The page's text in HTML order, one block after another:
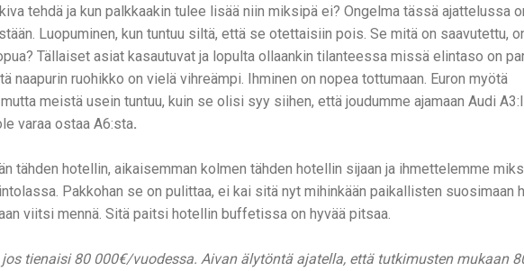
tehdä ja kun palkkaakin tulee lisää niin miksipä ei? Ongelma tässä ajattelussa
Luopuminen, kun tuntuu siltä, että se otettaisiin pois. Se mitä on saavutettu,
Tällaiset asiat kasautuvat ja lopulta ollaankin tilanteessa missä elintaso on
naapurin ruohikko on vielä vihreämpi. Ihminen on nopea tottumaan. Euron myötä
meistä usein tuntuu, kuin se olisi syy siihen, että joudumme ajamaan Audi
varaa ostaa A6:sta.
tähden hotellin, aikaisemman kolmen tähden hotellin sijaan ja ihmettelemme
Pakkohan se on pulittaa, ei kai sitä nyt mihinkään paikallisten suosimaan
viitsi mennä. Sitä paitsi hotellin buffetissa on hyvää pitsaa.
tienaisi 80 000€/vuodessa. Aivan älytöntä ajatella, että tutkimusten mukaan